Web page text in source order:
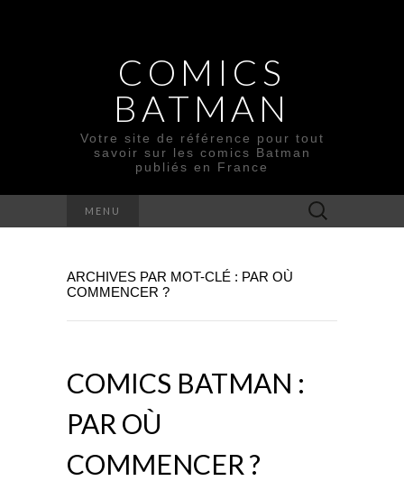
COMICS
BATMAN
Votre site de référence pour tout
savoir sur les comics Batman
publiés en France
MENU Rechercher :
ARCHIVES PAR MOT-CLÉ : PAR OÙ
COMMENCER ?
COMICS BATMAN :
PAR OÙ
COMMENCER ?